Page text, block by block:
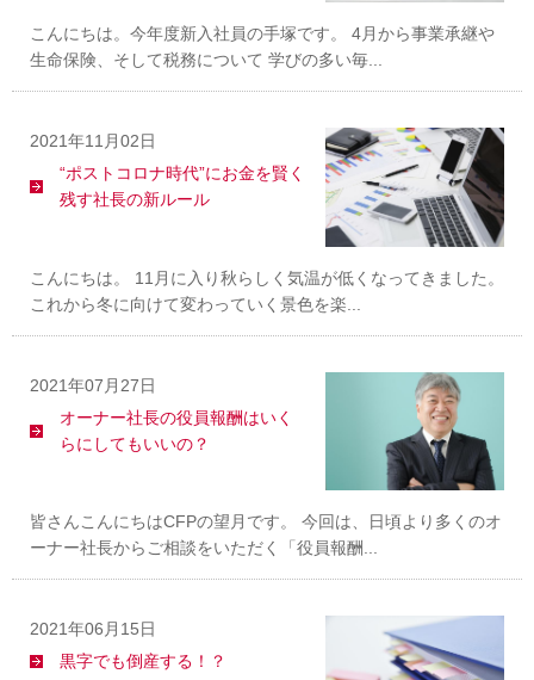
こんにちは。今年度新入社員の手塚です。 4月から事業承継や
生命保険、そして税務について 学びの多い毎...
2021年11月02日
“ポストコロナ時代”にお金を賢く
残す社長の新ルール
こんにちは。 11月に入り秋らしく気温が低くなってきました。
これから冬に向けて変わっていく景色を楽...
2021年07月27日
オーナー社長の役員報酬はいく
らにしてもいいの？
皆さんこんにちはCFPの望月です。 今回は、日頃より多くのオ
ーナー社長からご相談をいただく「役員報酬...
2021年06月15日
黒字でも倒産する！？